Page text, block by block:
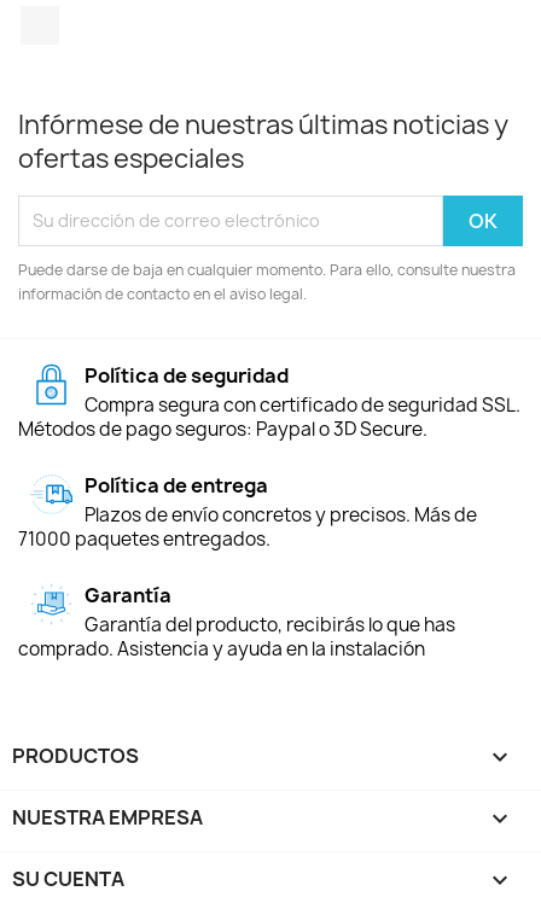
Infórmese de nuestras últimas noticias y
ofertas especiales
Puede darse de baja en cualquier momento. Para ello, consulte nuestra
información de contacto en el aviso legal.
Política de seguridad
Compra segura con certificado de seguridad SSL.
Métodos de pago seguros: Paypal o 3D Secure.
Política de entrega
Plazos de envío concretos y precisos. Más de
71000 paquetes entregados.
Garantía
Garantía del producto, recibirás lo que has
comprado. Asistencia y ayuda en la instalación
PRODUCTOS 
NUESTRA EMPRESA 
SU CUENTA 